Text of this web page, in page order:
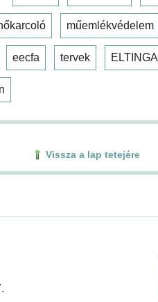
műemlékvédelem
eecfa tervek ELTINGA
Vissza a lap tetejére